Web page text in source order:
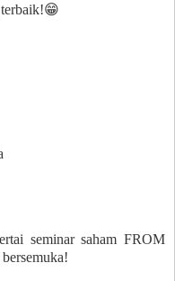
seminar saham FROM